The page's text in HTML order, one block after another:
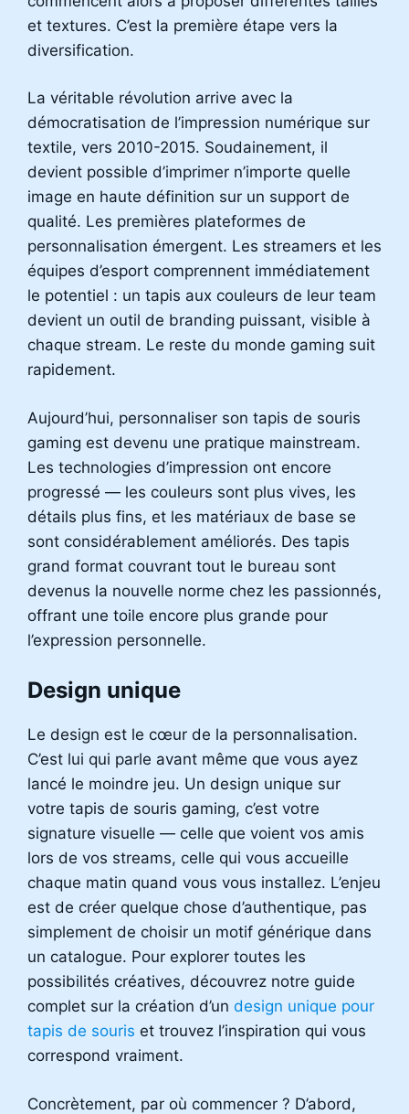
et textures. C’est la première étape vers la
diversification.
La véritable révolution arrive avec la
démocratisation de l’impression numérique sur
textile, vers 2010-2015. Soudainement, il
devient possible d’imprimer n’importe quelle
image en haute définition sur un support de
qualité. Les premières plateformes de
personnalisation émergent. Les streamers et les
équipes d’esport comprennent immédiatement
le potentiel : un tapis aux couleurs de leur team
devient un outil de branding puissant, visible à
chaque stream. Le reste du monde gaming suit
rapidement.
Aujourd’hui, personnaliser son tapis de souris
gaming est devenu une pratique mainstream.
Les technologies d’impression ont encore
progressé — les couleurs sont plus vives, les
détails plus fins, et les matériaux de base se
sont considérablement améliorés. Des tapis
grand format couvrant tout le bureau sont
devenus la nouvelle norme chez les passionnés,
offrant une toile encore plus grande pour
l’expression personnelle.
Design unique
Le design est le cœur de la personnalisation.
C’est lui qui parle avant même que vous ayez
lancé le moindre jeu. Un design unique sur
votre tapis de souris gaming, c’est votre
signature visuelle — celle que voient vos amis
lors de vos streams, celle qui vous accueille
chaque matin quand vous vous installez. L’enjeu
est de créer quelque chose d’authentique, pas
simplement de choisir un motif générique dans
un catalogue. Pour explorer toutes les
possibilités créatives, découvrez notre guide
complet sur la création d’un design unique pour
tapis de souris et trouvez l’inspiration qui vous
correspond vraiment.
Concrètement, par où commencer ? D’abord,